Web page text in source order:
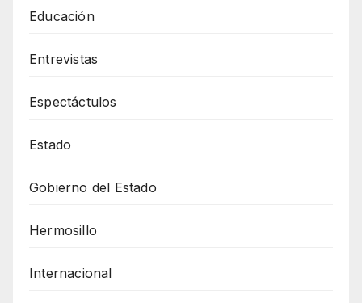
Educación
Entrevistas
Espectáctulos
Estado
Gobierno del Estado
Hermosillo
Internacional